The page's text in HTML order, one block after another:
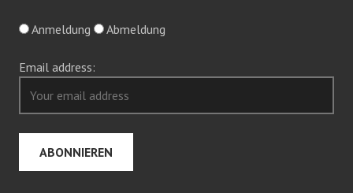
Anmeldung Abmeldung
Email address: